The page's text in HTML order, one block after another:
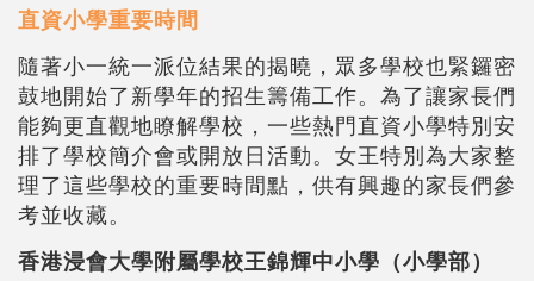
直資小學重要時間
隨著小一統一派位結果的揭曉，眾多學校也緊鑼密
鼓地開始了新學年的招生籌備工作。為了讓家長們
能夠更直觀地瞭解學校，一些熱門直資小學特別安
排了學校簡介會或開放日活動。女王特別為大家整
理了這些學校的重要時間點，供有興趣的家長們參
考並收藏。
香港浸會大學附屬學校王錦輝中小學（小學部）